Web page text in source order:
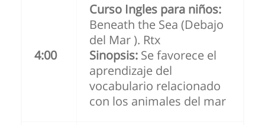
4:00
Curso Ingles para niños:
Beneath the Sea (Debajo
del Mar ). Rtx
Sinopsis: Se favorece el
aprendizaje del
vocabulario relacionado
con los animales del mar